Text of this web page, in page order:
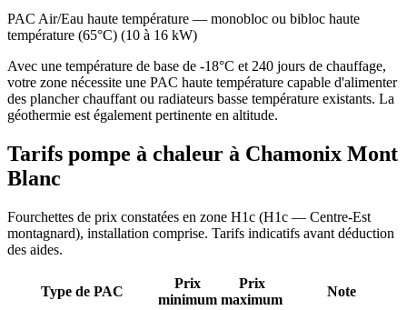
PAC Air/Eau haute température — monobloc ou bibloc haute
température (65°C) (10 à 16 kW)
Avec une température de base de -18°C et 240 jours de chauffage,
votre zone nécessite une PAC haute température capable d'alimenter
des plancher chauffant ou radiateurs basse température existants. La
géothermie est également pertinente en altitude.
Tarifs pompe à chaleur à Chamonix Mont
Blanc
Fourchettes de prix constatées en zone H1c (H1c — Centre-Est
montagnard), installation comprise. Tarifs indicatifs avant déduction
des aides.
Type de PAC
Prix
minimum
Prix
maximum
Note